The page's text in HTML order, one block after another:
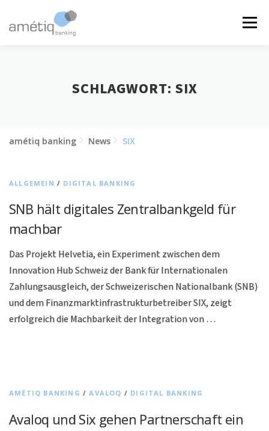
springen
Menü
SCHLAGWORT: SIX
amétiq banking News SIX
ALLGEMEIN / DIGITAL BANKING
SNB hält digitales Zentralbankgeld für
machbar
Das Projekt Helvetia, ein Experiment zwischen dem
Innovation Hub Schweiz der Bank für Internationalen
Zahlungsausgleich, der Schweizerischen Nationalbank (SNB)
und dem Finanzmarktinfrastrukturbetreiber SIX, zeigt
erfolgreich die Machbarkeit der Integration von …
AMÉTIQ BANKING /AVALOQ / DIGITAL BANKING
Avaloq und Six gehen Partnerschaft ein